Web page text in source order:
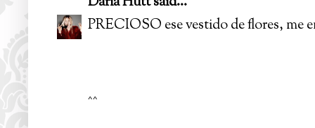
PRECIOSO ese vestido de flores, me
^^